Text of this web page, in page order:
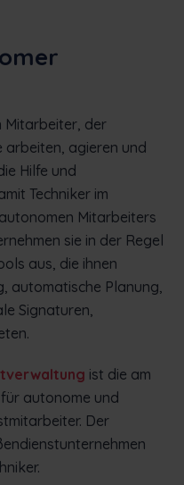
Mitarbeiter, der
arbeiten, agieren und
Hilfe und
Techniker im
Mitarbeiters
sie in der Regel
aus, die ihnen
automatische Planung,
Signaturen,
ist die am
autonome und
Der